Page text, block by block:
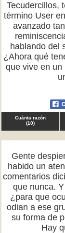
Tecudercillos,
término User
avanzado
hablando del
¿Ahora qué
que vive en un
Cuánta razón
(10)
Gente
habido un
comentarios
que nunca.
¿para que
odian a ese
su forma de
Hay